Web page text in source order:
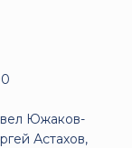
Южаков-
Астахов,